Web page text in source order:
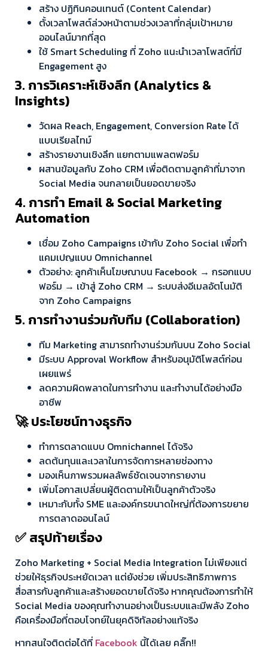
สร้าง ปฏิทินคอนเทนต์ (Content Calendar)
ตั้งเวลาโพสต์ล่วงหน้าตามช่วงเวลาที่กลุ่มเป้าหมาย
ออนไลน์มากที่สุด
ใช้ Smart Scheduling ที่ Zoho แนะนำเวลาโพสต์ที่มี
Engagement สูง
3. การวิเคราะห์เชิงลึก (Analytics &
Insights)
วัดผล Reach, Engagement, Conversion Rate ได้
แบบเรียลไทม์
สร้างรายงานเชิงลึก แยกตามแพลตฟอร์ม
ผสานข้อมูลกับ Zoho CRM เพื่อติดตามลูกค้าที่มาจาก
Social Media จนกลายเป็นยอดขายจริง
4. การทำ Email & Social Marketing
Automation
เชื่อม Zoho Campaigns เข้ากับ Zoho Social เพื่อทำ
แคมเปญแบบ Omnichannel
ตัวอย่าง: ลูกค้าเห็นโฆษณาบน Facebook → กรอกแบบ
ฟอร์ม → เข้าสู่ Zoho CRM → ระบบส่งอีเมลอัตโนมัติ
จาก Zoho Campaigns
5. การทำงานร่วมกับทีม (Collaboration)
ทีม Marketing สามารถทำงานร่วมกันบน Zoho Social
มีระบบ Approval Workflow สำหรับอนุมัติโพสต์ก่อน
เผยแพร่
ลดความผิดพลาดในการทำงาน และทำงานได้อย่างมือ
อาชีพ
🚀 ประโยชน์ทางธุรกิจ
ทำการตลาดแบบ Omnichannel ได้จริง
ลดต้นทุนและเวลาในการจัดการหลายช่องทาง
มองเห็นภาพรวมผลลัพธ์ชัดเจนจากรายงาน
เพิ่มโอกาสเปลี่ยนผู้ติดตามให้เป็นลูกค้าตัวจริง
เหมาะกับทั้ง SME และองค์กรขนาดใหญ่ที่ต้องการขยาย
การตลาดออนไลน์
✅ สรุปท้ายเรื่อง
Zoho Marketing + Social Media Integration ไม่เพียงแต่
ช่วยให้ธุรกิจประหยัดเวลา แต่ยังช่วย เพิ่มประสิทธิภาพการ
สื่อสารกับลูกค้าและสร้างยอดขายได้จริง หากคุณต้องการทำให้
Social Media ของคุณทำงานอย่างเป็นระบบและมีพลัง Zoho
คือเครื่องมือที่ตอบโจทย์ในยุคดิจิทัลอย่างแท้จริง
หากสนใจติดต่อได้ที่ Facebook นี้ได้เลย คลิ๊ก!!